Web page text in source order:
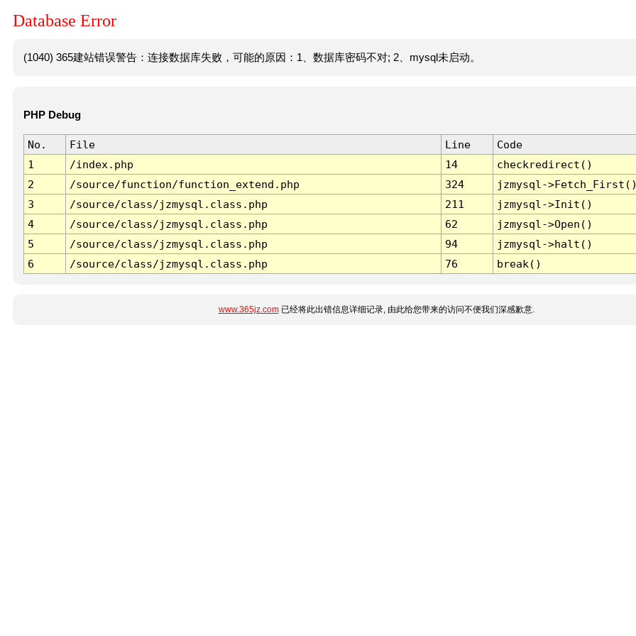
Database Error
(1040) 365建站错误警告：连接数据库失败，可能的原因：1、数据库密码不对; 2、mysql未启动。
PHP Debug
No. File Line
Code
1
/index.php 14
checkredirect()
2
/source/function/function_extend.php 324
jzmysql-
3
/source/class/jzmysql.class.php 211
jzmysql->Init()
4
/source/class/jzmysql.class.php 62
jzmysql->Open()
5
/source/class/jzmysql.class.php 94
jzmysql->halt()
6
/source/class/jzmysql.class.php 76 break()
www.365jz.com已经将此出错信息详细记录, 由此给您带来的访问不便我们深感歉意.